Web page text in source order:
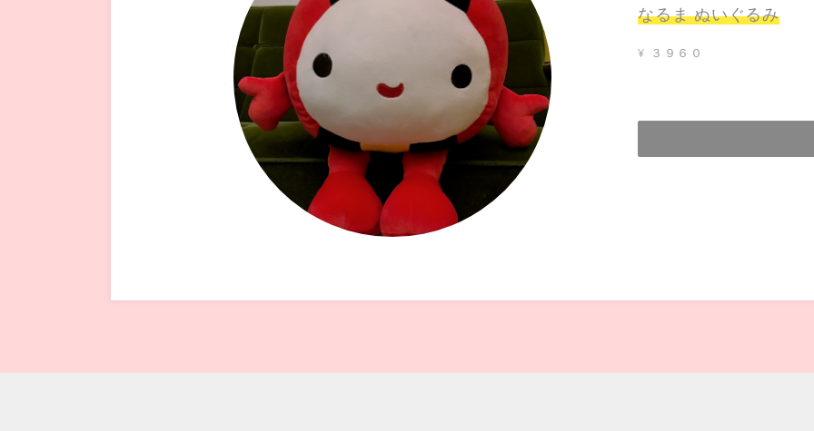
なるま ぬいぐるみ
¥ ３９６０